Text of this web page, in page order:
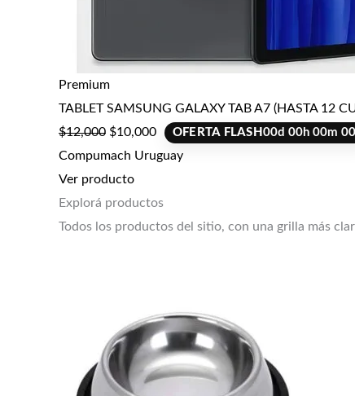
Premium
TABLET SAMSUNG GALAXY TAB A7 (HASTA 12
$12,000 $10,000 OFERTA FLASH 00d 00h 00m 00
Compumach Uruguay
Ver producto
Explorá productos
Todos los productos del sitio, con una grilla más